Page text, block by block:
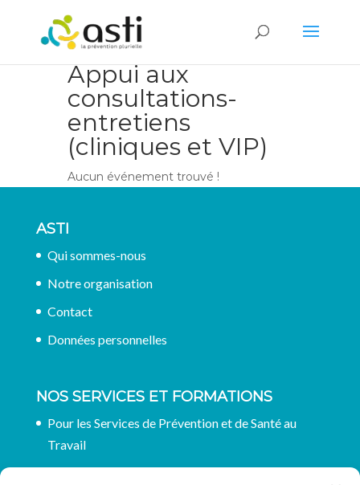
Appui aux
consultations-
entretiens
(cliniques et VIP)
Aucun événement trouvé !
ASTI
Qui sommes-nous
Notre organisation
Contact
Données personnelles
NOS SERVICES ET FORMATIONS
Pour les Services de Prévention et de Santé au
Travail